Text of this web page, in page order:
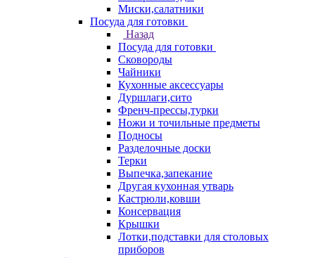
Миски,салатники
Посуда для готовки
Назад
Посуда для готовки
Сковороды
Чайники
Кухонные аксессуары
Дуршлаги,сито
Френч-прессы,турки
Ножи и точильные предметы
Подносы
Разделочные доски
Терки
Выпечка,запекание
Другая кухонная утварь
Кастрюли,ковши
Консервация
Крышки
Лотки,подставки для столовых
приборов